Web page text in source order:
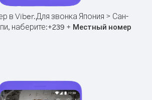
в Viber.Для звонка Япония > Сан-
наберите:+239 + Местный номер